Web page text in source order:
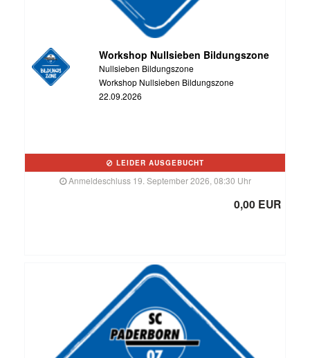
Workshop Nullsieben Bildungszone
Nullsieben Bildungszone
Workshop Nullsieben Bildungszone
22.09.2026
LEIDER AUSGEBUCHT
Anmeldeschluss 19. September 2026, 08:30 Uhr
0,00 EUR